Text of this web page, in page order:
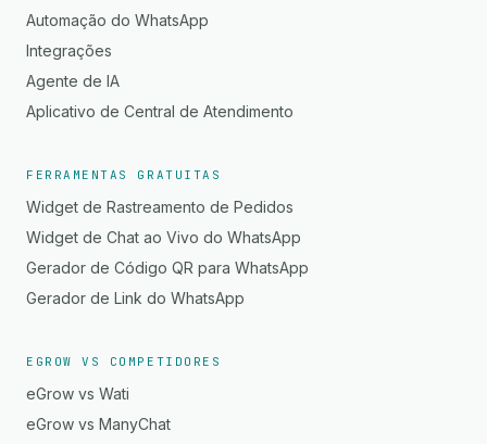
Automação do WhatsApp
Integrações
Agente de IA
Aplicativo de Central de Atendimento
FERRAMENTAS GRATUITAS
Widget de Rastreamento de Pedidos
Widget de Chat ao Vivo do WhatsApp
Gerador de Código QR para WhatsApp
Gerador de Link do WhatsApp
EGROW VS COMPETIDORES
eGrow vs Wati
eGrow vs ManyChat